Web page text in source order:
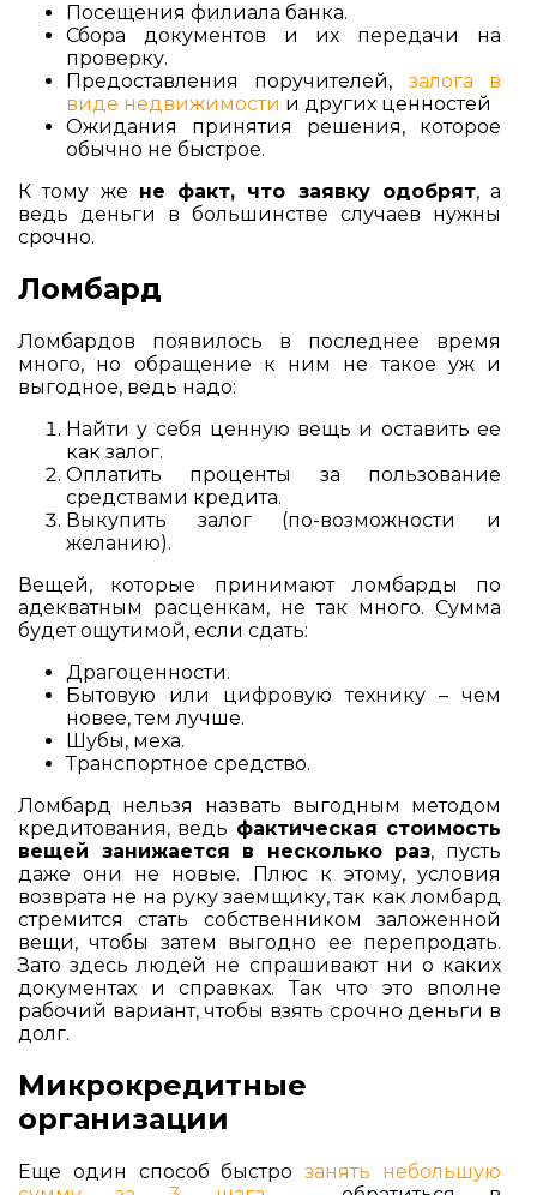
Посещения филиала банка.
Сбора документов и их передачи на
проверку.
Предоставления поручителей, залога в
виде недвижимости и других ценностей
Ожидания принятия решения, которое
обычно не быстрое.
К тому же не факт, что заявку одобрят, а
ведь деньги в большинстве случаев нужны
срочно.
Ломбард
Ломбардов появилось в последнее время
много, но обращение к ним не такое уж и
выгодное, ведь надо:
Найти у себя ценную вещь и оставить ее
как залог.
Оплатить проценты за пользование
средствами кредита.
Выкупить залог (по-возможности и
желанию).
Вещей, которые принимают ломбарды по
адекватным расценкам, не так много. Сумма
будет ощутимой, если сдать:
Драгоценности.
Бытовую или цифровую технику – чем
новее, тем лучше.
Шубы, меха.
Транспортное средство.
Ломбард нельзя назвать выгодным методом
кредитования, ведь фактическая стоимость
вещей занижается в несколько раз, пусть
даже они не новые. Плюс к этому, условия
возврата не на руку заемщику, так как ломбард
стремится стать собственником заложенной
вещи, чтобы затем выгодно ее перепродать.
Зато здесь людей не спрашивают ни о каких
документах и справках. Так что это вполне
рабочий вариант, чтобы взять срочно деньги в
долг.
Микрокредитные
организации
Еще один способ быстрозанять небольшую